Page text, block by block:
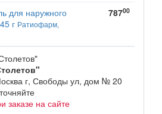
для наружного
г Ратиофарм,
78700
г, Свободы ул, дом № 20
заказе на сайте